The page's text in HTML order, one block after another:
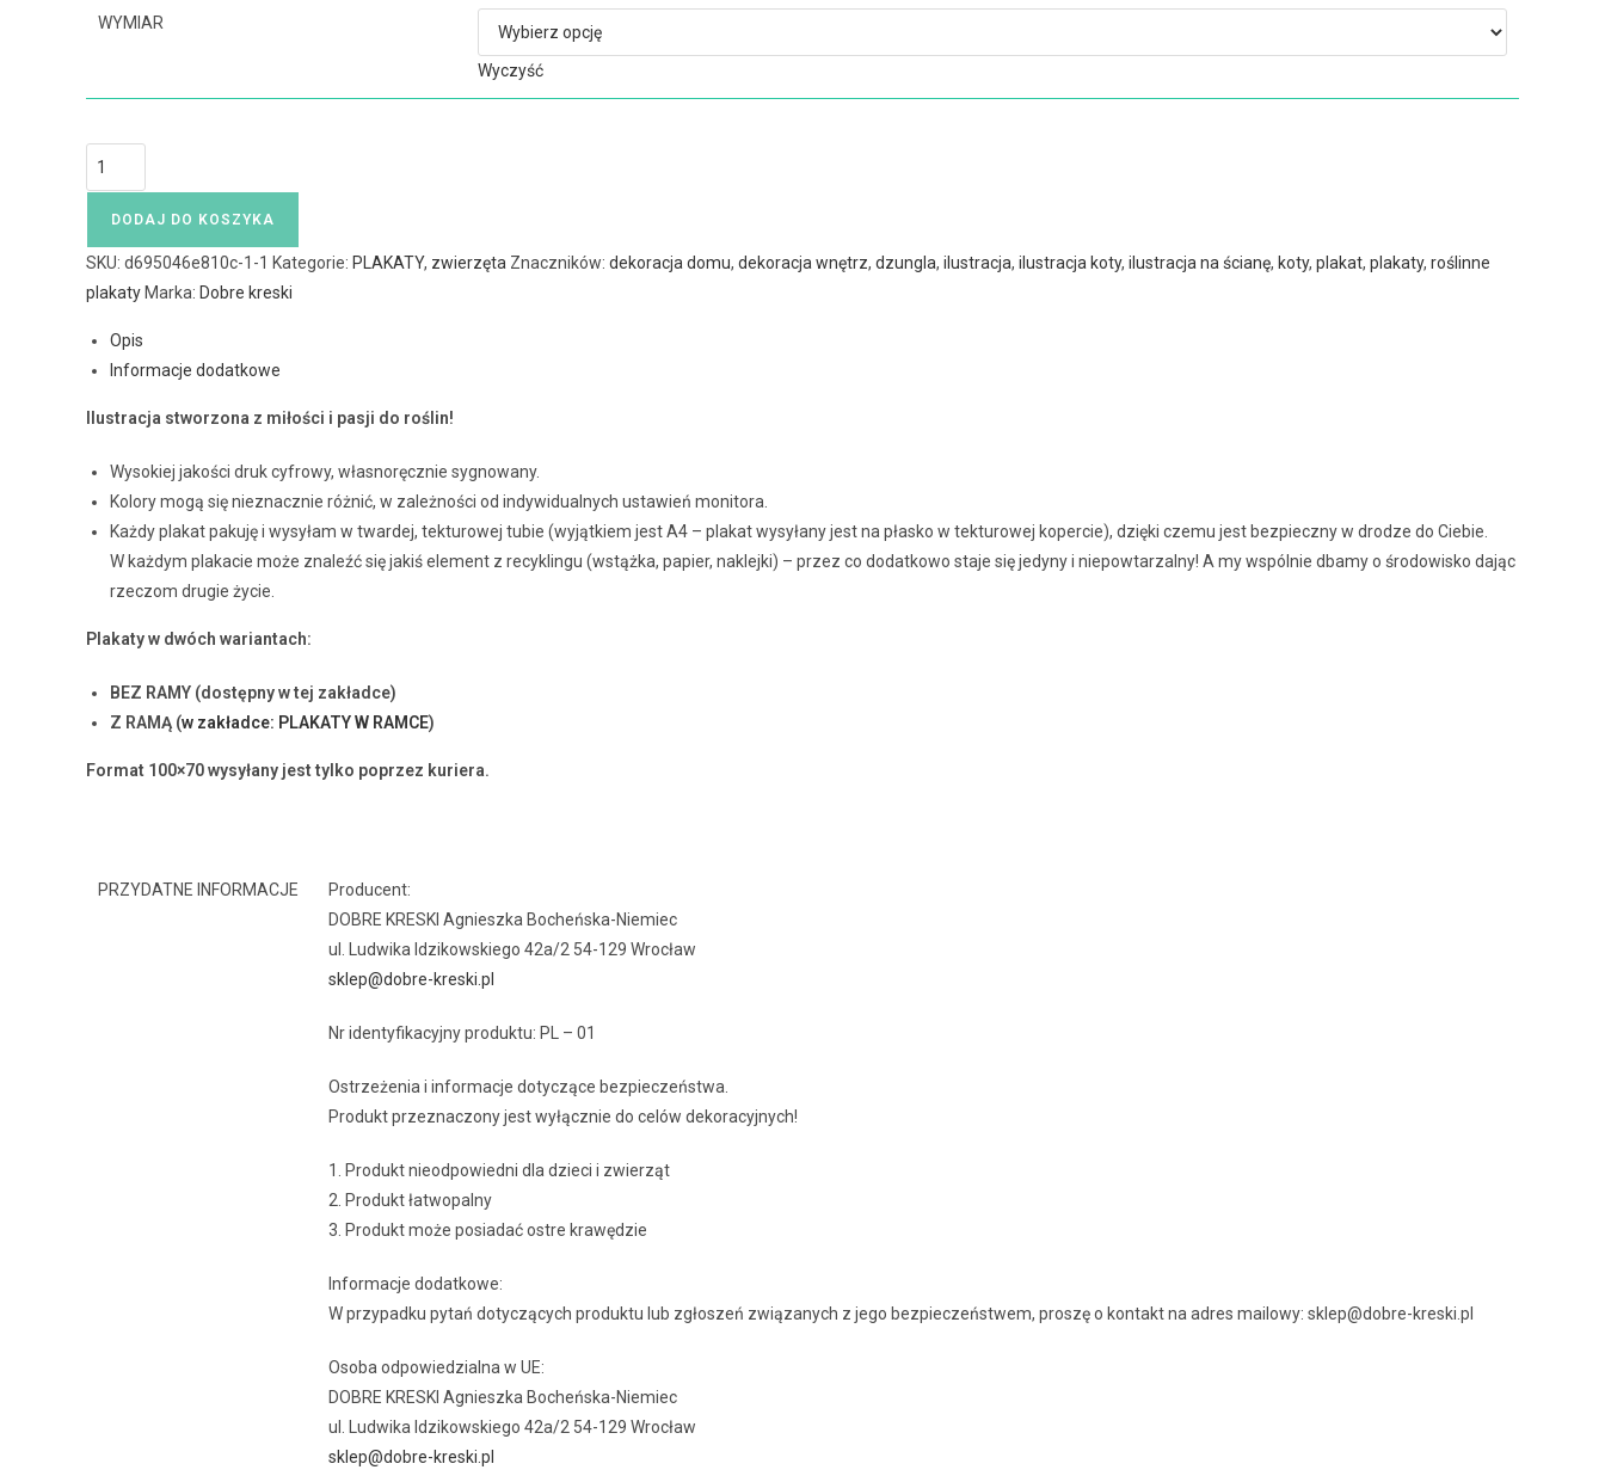
WYMIAR
Wyczyść
DODAJ DO KOSZYKA
SKU: d695046e810c-1-1 Kategorie: PLAKATY, zwierzęta Znaczników: dekoracja domu, dekoracja wnętrz, dzungla, ilustracja, ilustracja koty, ilustracja na ścianę, koty, plakat, plakaty, roślinne
plakaty Marka: Dobre kreski
Opis
Informacje dodatkowe
Ilustracja stworzona z miłości i pasji do roślin!
Wysokiej jakości druk cyfrowy, własnoręcznie sygnowany.
Kolory mogą się nieznacznie różnić, w zależności od indywidualnych ustawień monitora.
Każdy plakat pakuję i wysyłam w twardej, tekturowej tubie (wyjątkiem jest A4 – plakat wysyłany jest na płasko w tekturowej kopercie), dzięki czemu jest bezpieczny w drodze do Ciebie.
W każdym plakacie może znaleźć się jakiś element z recyklingu (wstążka, papier, naklejki) – przez co dodatkowo staje się jedyny i niepowtarzalny! A my wspólnie dbamy o środowisko dając
rzeczom drugie życie.
Plakaty w dwóch wariantach:
BEZ RAMY (dostępny w tej zakładce)
Z RAMĄ (w zakładce: PLAKATY W RAMCE)
Format 100×70 wysyłany jest tylko poprzez kuriera.
PRZYDATNE INFORMACJE
Producent:
DOBRE KRESKI Agnieszka Bocheńska-Niemiec
ul. Ludwika Idzikowskiego 42a/2 54-129 Wrocław
sklep@dobre-kreski.pl
Nr identyfikacyjny produktu: PL – 01
Ostrzeżenia i informacje dotyczące bezpieczeństwa.
Produkt przeznaczony jest wyłącznie do celów dekoracyjnych!
1. Produkt nieodpowiedni dla dzieci i zwierząt
2. Produkt łatwopalny
3. Produkt może posiadać ostre krawędzie
Informacje dodatkowe:
W przypadku pytań dotyczących produktu lub zgłoszeń związanych z jego bezpieczeństwem, proszę o kontakt na adres mailowy: sklep@dobre-kreski.pl
Osoba odpowiedzialna w UE:
DOBRE KRESKI Agnieszka Bocheńska-Niemiec
ul. Ludwika Idzikowskiego 42a/2 54-129 Wrocław
sklep@dobre-kreski.pl